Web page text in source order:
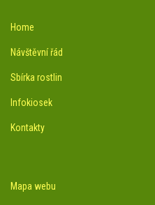
Home
Návštěvní řád
Sbírka rostlin
Infokiosek
Kontakty
Mapa webu